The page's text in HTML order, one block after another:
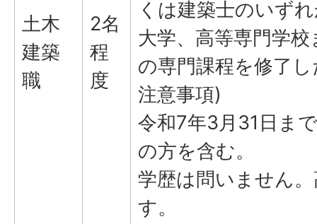
土木
建築
職
2名
程
度
くは建築士のいず
大学、高等専門学
の専門課程を修了
注意事項)
令和7年3月31日ま
の方を含む。
学歴は問いません
す。